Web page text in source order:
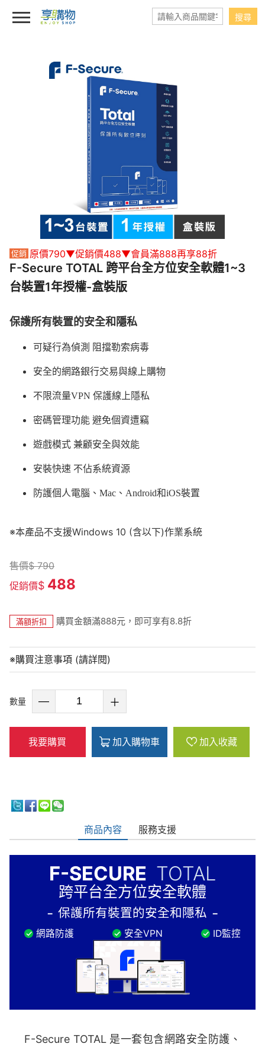
原價790▼促銷價488▼會員滿888再享88折
F-Secure TOTAL 跨平台全方位安全軟體1~3
台裝置1年授權-盒裝版
保護所有裝置的安全和隱私
可疑行為偵測 阻擋勒索病毒
安全的網路銀行交易與線上購物
不限流量VPN 保護線上隱私
密碼管理功能 避免個資遭竊​
遊戲模式 兼顧安全與效能
安裝快速 不佔系統資源
防護個人電腦、Mac、Android和iOS裝置
※本產品不支援Windows 10 (含以下)作業系統
售價$ 790
促銷價$ 488
滿額折扣 購買金額滿888元，即可享有8.8折
※購買注意事項 (請詳閱)
數量
我要購買 加入購物車 加入收藏
商品內容 服務支援
F-SECURE TOTAL
跨平台全方位安全軟體
保護所有裝置的安全和隱私
網路防護 安全VPN ID監控
F-Secure TOTAL 是一套包含網路安全防護、